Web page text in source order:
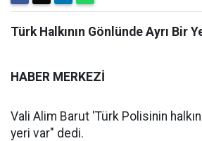
Türk Halkının Gönlünde Ayrı Bir
HABER MERKEZİ
Vali Alim Barut 'Türk Polisinin
yeri var" dedi.